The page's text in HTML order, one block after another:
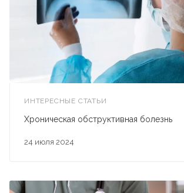
ИНТЕРЕСНЫЕ СТАТЬИ
24 июля 2024
Хроническая обструктивная болезнь